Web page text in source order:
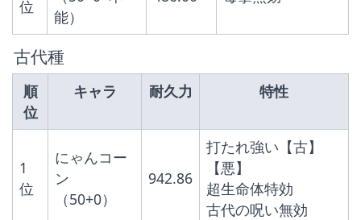
位
能）
古代種
順
位
キャラ 耐久力 特性
1
位
にゃんコー
ン
（50+0）
942.86
打たれ強い【古】
【悪】
超生命体特効
古代の呪い無効